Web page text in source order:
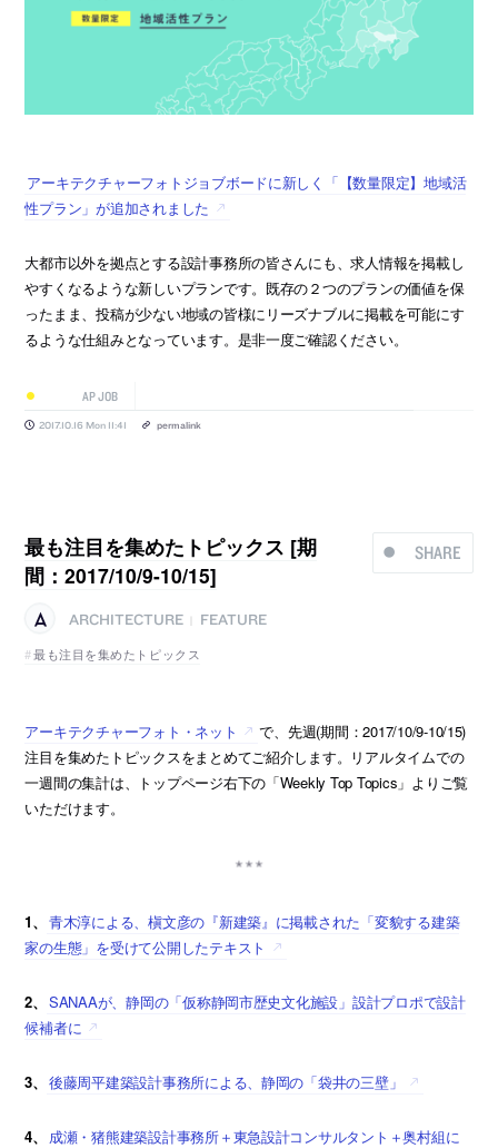
アーキテクチャーフォトジョブボードに新しく「【数量限定】地域活
性プラン」が追加されました
大都市以外を拠点とする設計事務所の皆さんにも、求人情報を掲載し
やすくなるような新しいプランです。既存の２つのプランの価値を保
ったまま、投稿が少ない地域の皆様にリーズナブルに掲載を可能にす
るような仕組みとなっています。是非一度ご確認ください。
AP JOB
2017.10.16 Mon 11:41 permalink
SHARE
最も注目を集めたトピックス [期
間：2017/10/9-10/15]
ARCHITECTURE
FEATURE
最も注目を集めたトピックス
アーキテクチャーフォト・ネット
で、先週(期間：2017/10/9-10/15)
注目を集めたトピックスをまとめてご紹介します。リアルタイムでの
一週間の集計は、トップページ右下の「Weekly Top Topics」よりご覧
いただけます。
1、 青木淳による、槇文彦の『新建築』に掲載された「変貌する建築
家の生態」を受けて公開したテキスト
2、 SANAAが、静岡の「仮称静岡市歴史文化施設」設計プロポで設計
候補者に
3、 後藤周平建築設計事務所による、静岡の「袋井の三壁」
4、
成瀬・猪熊建築設計事務所＋東急設計コンサルタント＋奥村組に